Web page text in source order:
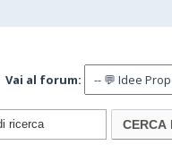
Vai al forum: